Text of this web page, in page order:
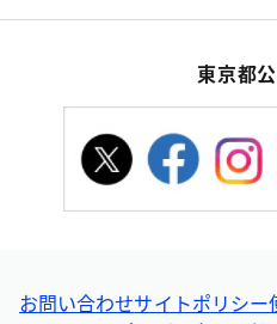
東京都
お問い合わせサイトポリシー